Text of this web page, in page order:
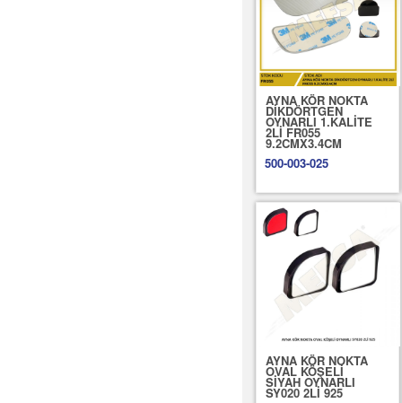
AYNA KÖR NOKTA
DİKDÖRTGEN
OYNARLI 1.KALİTE
2Lİ FR055
9.2CMX3.4CM
500-003-025
AYNA KÖR NOKTA
OVAL KÖŞELİ
SİYAH OYNARLI
SY020 2Lİ 925